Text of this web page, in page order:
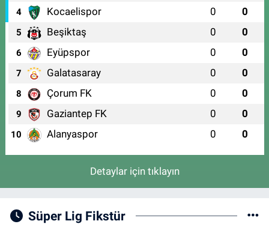
4 Kocaelispor 0 0
5 Beşiktaş 0 0
6 Eyüpspor 0 0
7 Galatasaray 0 0
8 Çorum FK 0 0
9 Gaziantep FK 0 0
10 Alanyaspor 0 0
Detaylar için tıklayın
Süper Lig Fikstür